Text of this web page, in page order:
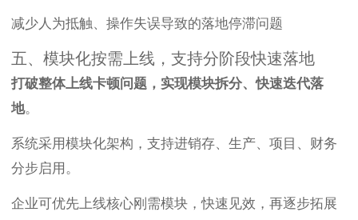
减少人为抵触、操作失误导致的落地停滞问题
五、模块化按需上线，支持分阶段快速落地
打破整体上线卡顿问题，实现模块拆分、快速迭代落
地。
系统采用模块化架构，支持进销存、生产、项目、财务
分步启用。
企业可优先上线核心刚需模块，快速见效，再逐步拓展